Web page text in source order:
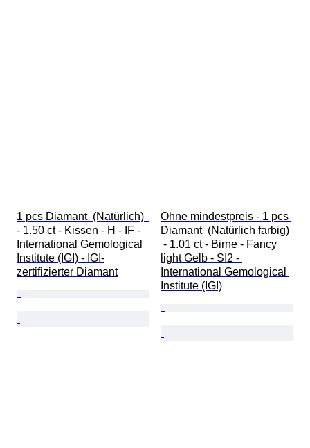
1 pcs Diamant  (Natürlich)
- 1.50 ct - Kissen - H - IF -
International Gemological
Institute (IGI) - IGI-
zertifizierter Diamant
Ohne mindestpreis - 1 pcs
Diamant  (Natürlich farbig)
- 1.01 ct - Birne - Fancy
light Gelb - SI2 -
International Gemological
Institute (IGI)